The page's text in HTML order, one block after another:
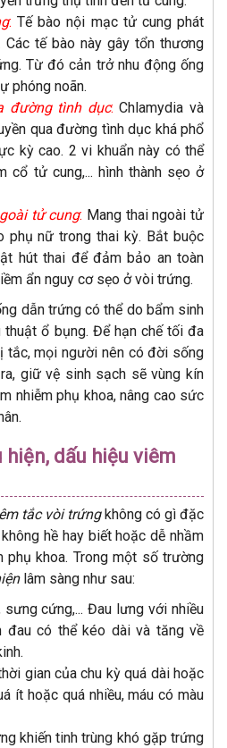
: Tế bào nội mạc tử cung phát
tế bào này gây tổn thương
Từ đó cản trở nhu động ống
phóng noãn.
đường tình dục: Chlamydia và
qua đường tình dục khá phổ
kỳ cao. 2 vi khuẩn này có thể
cổ tử cung,... hình thành sẹo ở
tử cung: Mang thai ngoài tử
phụ nữ trong thai kỳ. Bắt buộc
hút thai để đảm bảo an toàn
ẩn nguy cơ sẹo ở vòi trứng.
dẫn trứng có thể do bẩm sinh
thuật ổ bụng. Để hạn chế tối đa
tắc, mọi người nên có đời sống
giữ vệ sinh sạch sẽ vùng kín
nhiễm phụ khoa, nâng cao sức
dấu hiệu viêm
tắc vòi trứngkhông có gì đặc
hề hay biết hoặc dễ nhầm
phụ khoa. Trong một số trường
lâm sàng như sau:
sưng cứng,... Đau lưng với nhiều
đau có thể kéo dài và tăng về
gian của chu kỳ quá dài hoặc
ít hoặc quá nhiều, máu có màu
khiến tinh trùng khó gặp trứng